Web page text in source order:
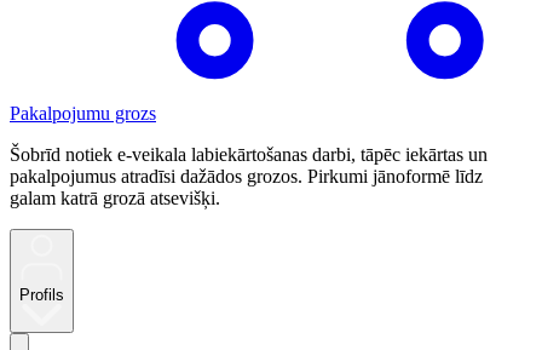
Pakalpojumu grozs
Šobrīd notiek e-veikala labiekārtošanas darbi, tāpēc iekārtas un
pakalpojumus atradīsi dažādos grozos. Pirkumi jānoformē līdz
galam katrā grozā atsevišķi.
Profils